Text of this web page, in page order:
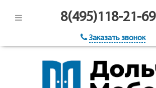
8(495)118-21-69
Заказать звонок